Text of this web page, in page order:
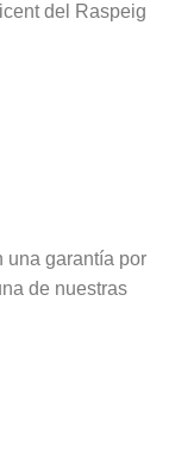
del Raspeig
una garantía por
de nuestras